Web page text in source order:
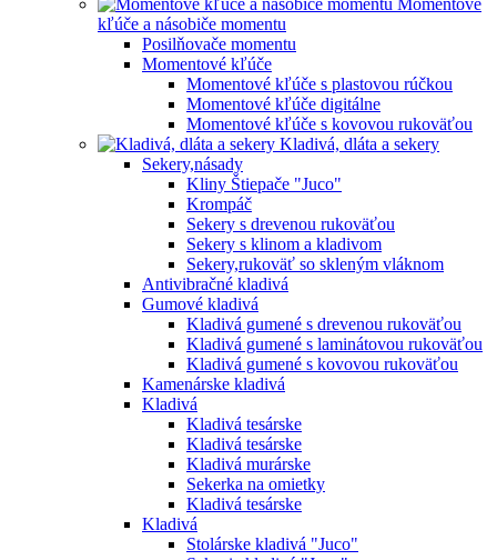
kľúče a násobiče momentu
Posilňovače momentu
Momentové kľúče
Momentové kľúče s plastovou rúčkou
Momentové kľúče digitálne
Momentové kľúče s kovovou rukoväťou
Kladivá, dláta a sekery
Sekery,násady
Kliny Štiepače "Juco"
Krompáč
Sekery s drevenou rukoväťou
Sekery s klinom a kladivom
Sekery,rukoväť so skleným vláknom
Antivibračné kladivá
Gumové kladivá
Kladivá gumené s drevenou rukoväťou
Kladivá gumené s laminátovou rukoväťou
Kladivá gumené s kovovou rukoväťou
Kamenárske kladivá
Kladivá
Kladivá tesárske
Kladivá tesárske
Kladivá murárske
Sekerka na omietky
Kladivá tesárske
Kladivá
Stolárske kladivá "Juco"